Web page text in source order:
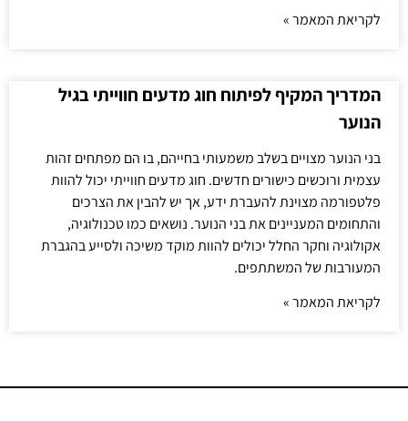
לקריאת המאמר »
המדריך המקיף לפיתוח חוג מדעים חווייתי בגיל
הנוער
בני הנוער מצויים בשלב משמעותי בחייהם, בו הם מפתחים זהות
עצמית ורוכשים כישורים חדשים. חוג מדעים חווייתי יכול להוות
פלטפורמה מצוינת להעברת ידע, אך יש להבין את הצרכים
והתחומים המעניינים את בני הנוער. נושאים כמו טכנולוגיה,
אקולוגיה וחקר החלל יכולים להוות מוקד משיכה ולסייע בהגברת
המעורבות של המשתתפים.
לקריאת המאמר »